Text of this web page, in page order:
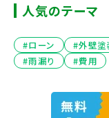
人気のテーマ
#ローン #外壁塗
#雨漏り
#費用